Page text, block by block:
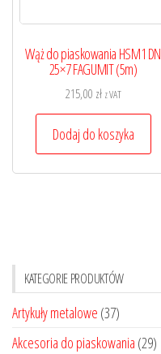
Wąż do piaskowania HSM1 DN
25×7 FAGUMIT (5m)
215,00 zł z VAT
Dodaj do koszyka
KATEGORIE PRODUKTÓW
Artykuły metalowe (37)
Akcesoria do piaskowania (29)